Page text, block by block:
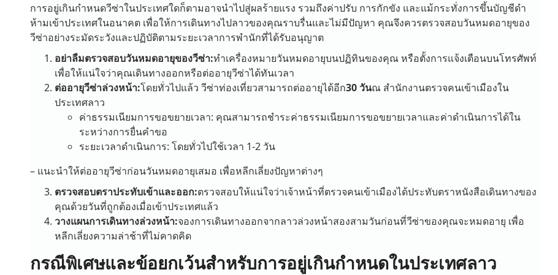
การอยู่เกินกำหนดวีซ่าในประเทศใดก็ตามอาจนำไปสู่ผลร้ายแรง รวมถึงค่าปรับ การกักขัง และแม้กระทั่งการขึ้นบัญชีดำ
ห้ามเข้าประเทศในอนาคต เพื่อให้การเดินทางไปลาวของคุณราบรื่นและไม่มีปัญหา คุณจึงควรตรวจสอบวันหมดอายุของ
วีซ่าอย่างระมัดระวังและปฏิบัติตามระยะเวลาการพำนักที่ได้รับอนุญาต
อย่าลืมตรวจสอบวันหมดอายุของวีซ่า:ทำเครื่องหมายวันหมดอายุบนปฏิทินของคุณ หรือตั้งการแจ้งเตือนบนโทรศัพท์
เพื่อให้แน่ใจว่าคุณเดินทางออกหรือต่ออายุวีซ่าได้ทันเวลา
ต่ออายุวีซ่าล่วงหน้า:โดยทั่วไปแล้ว วีซ่าท่องเที่ยวสามารถต่ออายุได้อีก30 วันณ สำนักงานตรวจคนเข้าเมืองใน
ประเทศลาว
ค่าธรรมเนียมการขอขยายเวลา: คุณสามารถชำระค่าธรรมเนียมการขอขยายเวลาและค่าดำเนินการได้ใน
ระหว่างการยื่นคำขอ
ระยะเวลาดำเนินการ: โดยทั่วไปใช้เวลา 1-2 วัน
– แนะนำให้ต่ออายุวีซ่าก่อนวันหมดอายุเสมอ เพื่อหลีกเลี่ยงปัญหาต่างๆ
ตรวจสอบตราประทับเข้าและออก:ตรวจสอบให้แน่ใจว่าเจ้าหน้าที่ตรวจคนเข้าเมืองได้ประทับตราหนังสือเดินทางของ
คุณด้วยวันที่ถูกต้องเมื่อเข้าประเทศแล้ว
วางแผนการเดินทางล่วงหน้า:จองการเดินทางออกจากลาวล่วงหน้าสองสามวันก่อนที่วีซ่าของคุณจะหมดอายุ เพื่อ
หลีกเลี่ยงความล่าช้าที่ไม่คาดคิด
กรณีพิเศษและข้อยกเว้นสำหรับการอยู่เกินกำหนดในประเทศลาว